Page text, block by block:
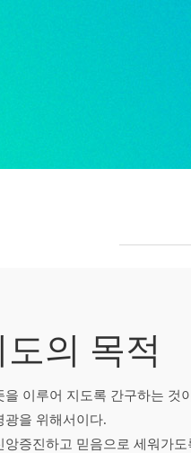
의 목적
을 이루어 지도록 간구하는 것
광을 위해서이다.
앙증진하고 믿음으로 세워가도